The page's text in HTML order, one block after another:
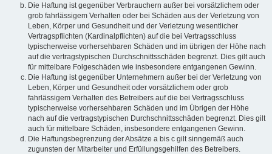
Die Haftung ist gegenüber Verbrauchern außer bei vorsätzlichem oder
grob fahrlässigem Verhalten oder bei Schäden aus der Verletzung von
Leben, Körper und Gesundheit und der Verletzung wesentlicher
Vertragspflichten (Kardinalpflichten) auf die bei Vertragsschluss
typischerweise vorhersehbaren Schäden und im übrigen der Höhe nach
auf die vertragstypischen Durchschnittsschäden begrenzt. Dies gilt auch
für mittelbare Folgeschäden wie insbesondere entgangenen Gewinn.
Die Haftung ist gegenüber Unternehmern außer bei der Verletzung von
Leben, Körper und Gesundheit oder vorsätzlichem oder grob
fahrlässigem Verhalten des Betreibers auf die bei Vertragsschluss
typischerweise vorhersehbaren Schäden und im Übrigen der Höhe
nach auf die vertragstypischen Durchschnittsschäden begrenzt. Dies gilt
auch für mittelbare Schäden, insbesondere entgangenen Gewinn.
Die Haftungsbegrenzung der Absätze a bis c gilt sinngemäß auch
zugunsten der Mitarbeiter und Erfüllungsgehilfen des Betreibers.